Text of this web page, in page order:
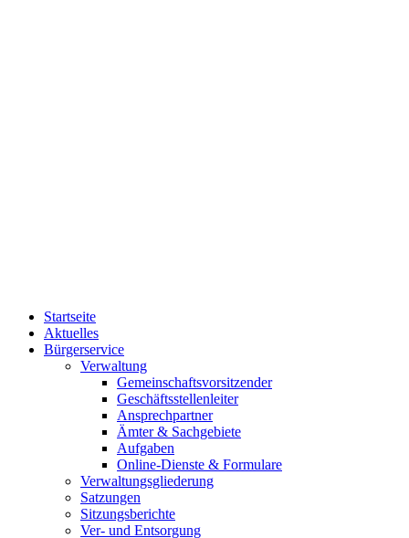
Startseite
Aktuelles
Bürgerservice
Verwaltung
Gemeinschaftsvorsitzender
Geschäftsstellenleiter
Ansprechpartner
Ämter & Sachgebiete
Aufgaben
Online-Dienste & Formulare
Verwaltungsgliederung
Satzungen
Sitzungsberichte
Ver- und Entsorgung